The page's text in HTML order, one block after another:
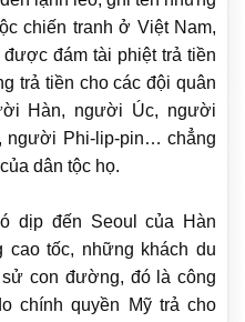
chiến tranh ở Việt Nam,
đám tài phiệt trả tiền
trả tiền cho các đội quân
Hàn, người Úc, người
người Phi-lip-pin… chẳng
dân tộc họ.
dịp đến Seoul của Hàn
tốc, những khách du
con đường, đó là công
chính quyền Mỹ trả cho